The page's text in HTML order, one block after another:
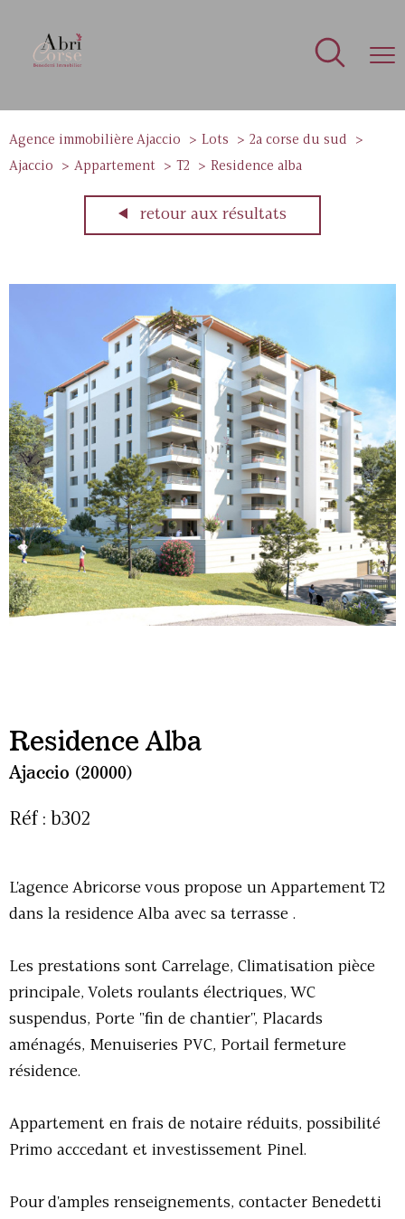
Agence immobilière Ajaccio Lots
2a corse du sud
Ajaccio
Appartement T2 Residence alba
retour aux résultats
Residence Alba
Ajaccio (20000)
Réf : b302
L'agence Abricorse vous propose un Appartement T2
dans la residence Alba avec sa terrasse .
Les prestations sont Carrelage, Climatisation pièce
principale, Volets roulants électriques, WC
suspendus, Porte "fin de chantier", Placards
aménagés, Menuiseries PVC, Portail fermeture
résidence.
Appartement en frais de notaire réduits, possibilité
Primo acccedant et investissement Pinel.
Pour d'amples renseignements, contacter Benedetti